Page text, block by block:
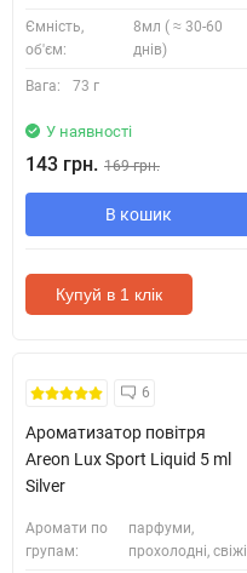
Ємність,
об'єм:
8мл ( ≈ 30-60
днів)
Вага: 73 г
У наявності
143 грн. 169 грн.
В кошик
Купуй в 1 клік
6
Ароматизатор повітря
Areon Lux Sport Liquid 5 ml
Silver
Аромати по
групам:
парфуми,
прохолодні, свіжі